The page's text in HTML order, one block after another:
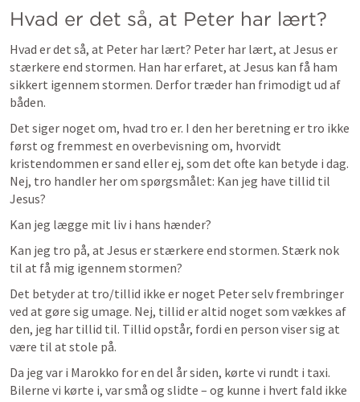
Hvad er det så, at Peter har lært?
Hvad er det så, at Peter har lært? Peter har lært, at Jesus er
stærkere end stormen. Han har erfaret, at Jesus kan få ham
sikkert igennem stormen. Derfor træder han frimodigt ud af
båden.
Det siger noget om, hvad tro er. I den her beretning er tro ikke
først og fremmest en overbevisning om, hvorvidt
kristendommen er sand eller ej, som det ofte kan betyde i dag.
Nej, tro handler her om spørgsmålet: Kan jeg have tillid til
Jesus?
Kan jeg lægge mit liv i hans hænder?
Kan jeg tro på, at Jesus er stærkere end stormen. Stærk nok
til at få mig igennem stormen?
Det betyder at tro/tillid ikke er noget Peter selv frembringer
ved at gøre sig umage. Nej, tillid er altid noget som vækkes af
den, jeg har tillid til. Tillid opstår, fordi en person viser sig at
være til at stole på.
Da jeg var i Marokko for en del år siden, kørte vi rundt i taxi.
Bilerne vi kørte i, var små og slidte – og kunne i hvert fald ikke